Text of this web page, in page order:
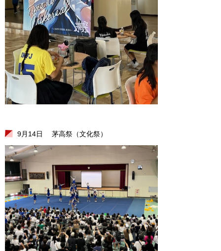
9月14日 茅高祭（文化祭）